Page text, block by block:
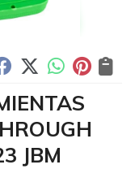
JBM